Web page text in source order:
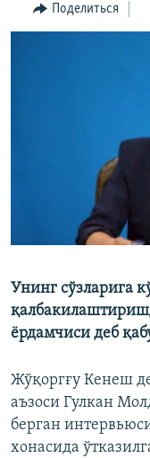
поиску
Поделиться
Унинг сўзларига
ёрдамчиси деб
Жўқоргғу Кенеш
аъзоси Гулкан
берган
хонасида